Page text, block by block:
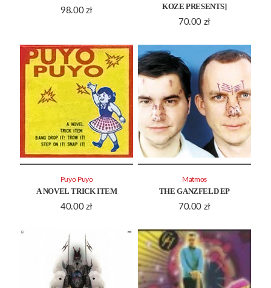
98.00 zł
KOZE PRESENTS]
70.00 zł
A NOVEL TRICK ITEM
40.00 zł
Puyo Puyo
THE GANZFELD EP
70.00 zł
Matmos